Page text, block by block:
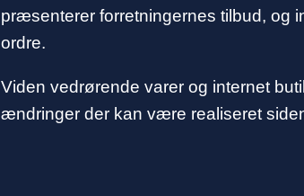
præsenterer forretningernes tilbud, og
ordre.
Viden vedrørende varer og internet
ændringer der kan være realiseret